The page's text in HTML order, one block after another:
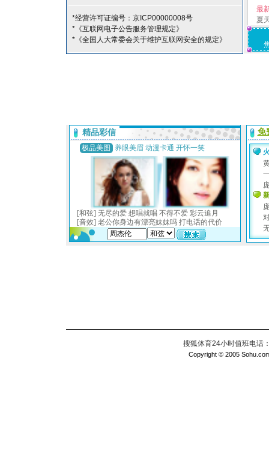
*经营许可证编号：京ICP00000008号
*《互联网电子公告服务管理规定》
*《全国人大常委会关于维护互联网安全的规定》
最
夏
搜狐体育24小时值班电话
Copyright © 2005